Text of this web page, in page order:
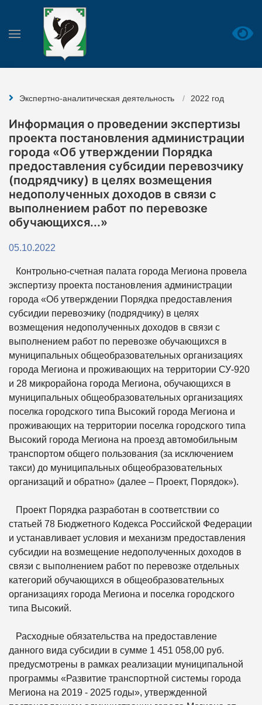
Экспертно-аналитическая деятельность 2022 год
Информация о проведении экспертизы
проекта постановления администрации
города «Об утверждении Порядка
предоставления субсидии перевозчику
(подрядчику) в целях возмещения
недополученных доходов в связи с
выполнением работ по перевозке
обучающихся...»
05.10.2022
Контрольно-счетная палата города Мегиона провела
экспертизу проекта постановления администрации
города «Об утверждении Порядка предоставления
субсидии перевозчику (подрядчику) в целях
возмещения недополученных доходов в связи с
выполнением работ по перевозке обучающихся в
муниципальных общеобразовательных организациях
города Мегиона и проживающих на территории СУ-920
и 28 микрорайона города Мегиона, обучающихся в
муниципальных общеобразовательных организациях
поселка городского типа Высокий города Мегиона и
проживающих на территории поселка городского типа
Высокий города Мегиона на проезд автомобильным
транспортом общего пользования (за исключением
такси) до муниципальных общеобразовательных
организаций и обратно» (далее – Проект, Порядок»).
Проект Порядка разработан в соответствии со
статьей 78 Бюджетного Кодекса Российской Федерации
и устанавливает условия и механизм предоставления
субсидии на возмещение недополученных доходов в
связи с выполнением работ по перевозке отдельных
категорий обучающихся в общеобразовательных
организациях города Мегиона и поселка городского
типа Высокий.
Расходные обязательства на предоставление
данного вида субсидии в сумме 1 451 058,00 руб.
предусмотрены в рамках реализации муниципальной
программы «Развитие транспортной системы города
Мегиона на 2019 - 2025 годы», утвержденной